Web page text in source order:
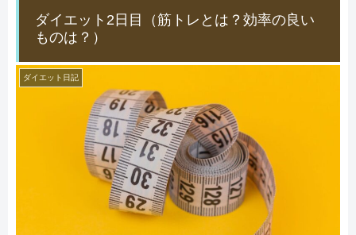
ダイエット2日目（筋トレとは？効率の良い
ものは？）
ダイエット日記